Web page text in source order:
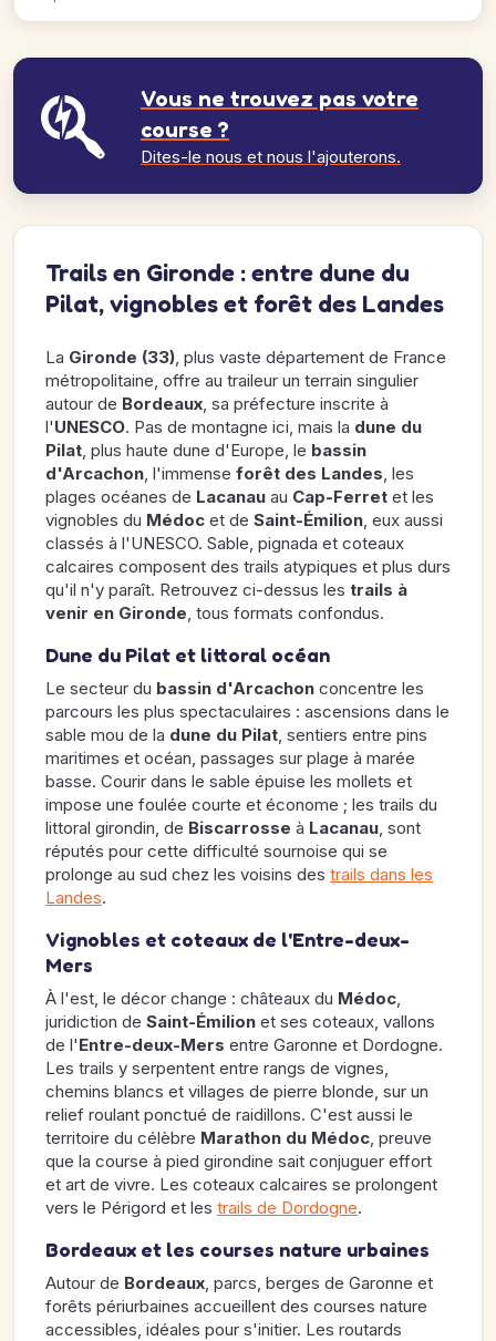
Vous ne trouvez pas votre
course ?
Dites-le nous et nous l'ajouterons.
Trails en Gironde : entre dune du
Pilat, vignobles et forêt des Landes
La Gironde (33), plus vaste département de France
métropolitaine, offre au traileur un terrain singulier
autour de Bordeaux, sa préfecture inscrite à
l'UNESCO. Pas de montagne ici, mais la dune du
Pilat, plus haute dune d'Europe, le bassin
d'Arcachon, l'immense forêt des Landes, les
plages océanes de Lacanau au Cap-Ferret et les
vignobles du Médoc et de Saint-Émilion, eux aussi
classés à l'UNESCO. Sable, pignada et coteaux
calcaires composent des trails atypiques et plus durs
qu'il n'y paraît. Retrouvez ci-dessus les trails à
venir en Gironde, tous formats confondus.
Dune du Pilat et littoral océan
Le secteur du bassin d'Arcachon concentre les
parcours les plus spectaculaires : ascensions dans le
sable mou de la dune du Pilat, sentiers entre pins
maritimes et océan, passages sur plage à marée
basse. Courir dans le sable épuise les mollets et
impose une foulée courte et économe ; les trails du
littoral girondin, de Biscarrosse à Lacanau, sont
réputés pour cette difficulté sournoise qui se
prolonge au sud chez les voisins des trails dans les
Landes.
Vignobles et coteaux de l'Entre-deux-
Mers
À l'est, le décor change : châteaux du Médoc,
juridiction de Saint-Émilion et ses coteaux, vallons
de l'Entre-deux-Mers entre Garonne et Dordogne.
Les trails y serpentent entre rangs de vignes,
chemins blancs et villages de pierre blonde, sur un
relief roulant ponctué de raidillons. C'est aussi le
territoire du célèbre Marathon du Médoc, preuve
que la course à pied girondine sait conjuguer effort
et art de vivre. Les coteaux calcaires se prolongent
vers le Périgord et les trails de Dordogne.
Bordeaux et les courses nature urbaines
Autour de Bordeaux, parcs, berges de Garonne et
forêts périurbaines accueillent des courses nature
accessibles, idéales pour s'initier. Les routards